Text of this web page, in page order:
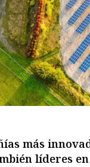
más
líderes